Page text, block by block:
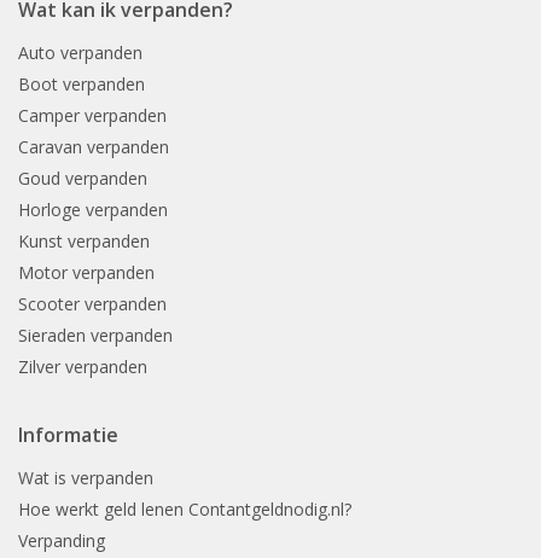
Wat kan ik verpanden?
Auto verpanden
Boot verpanden
Camper verpanden
Caravan verpanden
Goud verpanden
Horloge verpanden
Kunst verpanden
Motor verpanden
Scooter verpanden
Sieraden verpanden
Zilver verpanden
Informatie
Wat is verpanden
Hoe werkt geld lenen Contantgeldnodig.nl?
Verpanding